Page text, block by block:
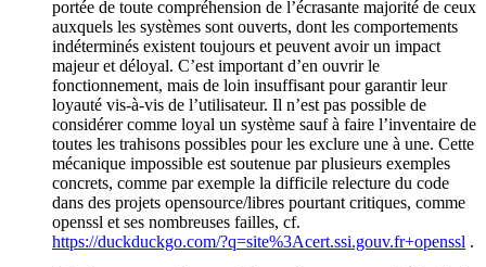
portée de toute compréhension de l’écrasante majorité de ceux
auxquels les systèmes sont ouverts, dont les comportements
indéterminés existent toujours et peuvent avoir un impact
majeur et déloyal. C’est important d’en ouvrir le
fonctionnement, mais de loin insuffisant pour garantir leur
loyauté vis-à-vis de l’utilisateur. Il n’est pas possible de
considérer comme loyal un système sauf à faire l’inventaire de
toutes les trahisons possibles pour les exclure une à une. Cette
mécanique impossible est soutenue par plusieurs exemples
concrets, comme par exemple la difficile relecture du code
dans des projets opensource/libres pourtant critiques, comme
openssl et ses nombreuses failles, cf.
https://duckduckgo.com/?q=site%3Acert.ssi.gouv.fr+openssl .